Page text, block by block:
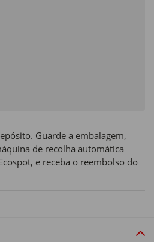
Guarde a embalagem,
de recolha automática
e receba o reembolso do